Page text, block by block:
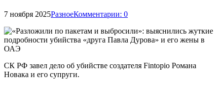
7 ноября 2025РазноеКомментарии: 0
СК РФ завел дело об убийстве создателя Fintopio Романа
Новака и его супруги.